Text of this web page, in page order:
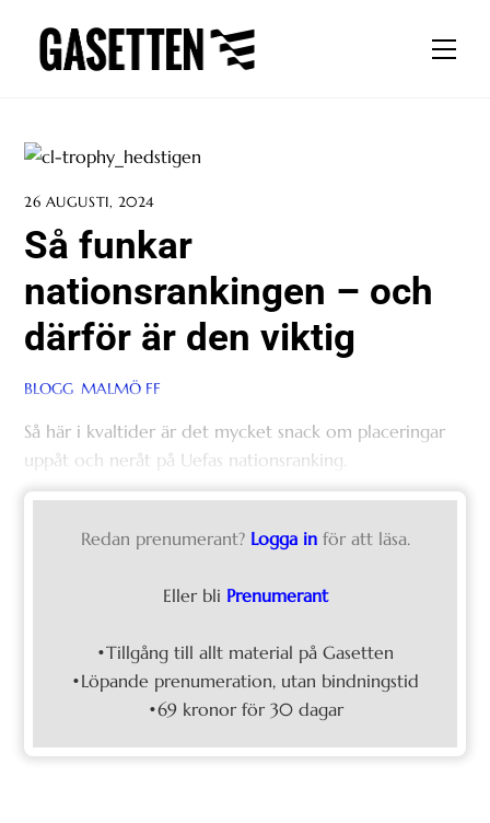
content
26 AUGUSTI, 2024
Så funkar
nationsrankingen – och
därför är den viktig
BLOGG MALMÖ FF
Så här i kvaltider är det mycket snack om placeringar
uppåt och neråt på Uefas nationsranking.
Redan prenumerant? Logga in för att läsa.
Eller bli Prenumerant
•Tillgång till allt material på Gasetten
•Löpande prenumeration, utan bindningstid
•69 kronor för 30 dagar